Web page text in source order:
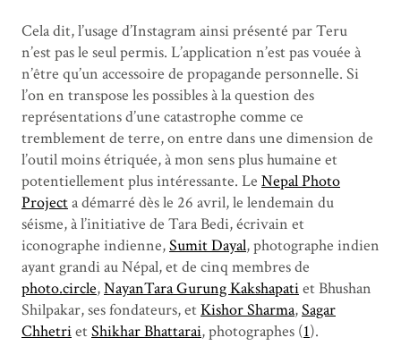
Cela dit, l’usage d’Instagram ainsi présenté par Teru
n’est pas le seul permis. L’application n’est pas vouée à
n’être qu’un accessoire de propagande personnelle. Si
l’on en transpose les possibles à la question des
représentations d’une catastrophe comme ce
tremblement de terre, on entre dans une dimension de
l’outil moins étriquée, à mon sens plus humaine et
potentiellement plus intéressante. Le Nepal Photo
Projecta démarré dès le 26 avril, le lendemain du
séisme, à l’initiative de Tara Bedi, écrivain et
iconographe indienne,Sumit Dayal, photographe indien
ayant grandi au Népal, et de cinq membres de
photo.circle,NayanTara Gurung Kakshapatiet Bhushan
Shilpakar, ses fondateurs, etKishor Sharma,Sagar
ChhetrietShikhar Bhattarai, photographes (1).